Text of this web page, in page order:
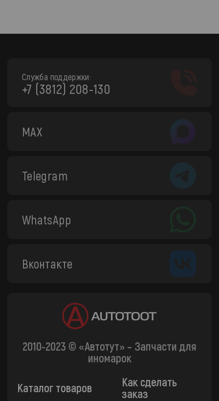
Служба поддержки:
+7 (3812) 208-130
MAX
Telegram
WhatsApp
Вконтакте
2010-2023 © «Автотут» – Запчасти для
иномарок
Каталог товаров
Как сделать
заказ